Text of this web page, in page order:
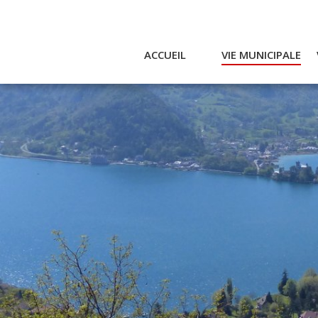
ACCUEIL VIE MUNICIPALE
Actualités et agenda
Conseil municipal
Actes
Réglementaires
Services municipaux
Intercommunalité
Emplois / Marchés
Finances